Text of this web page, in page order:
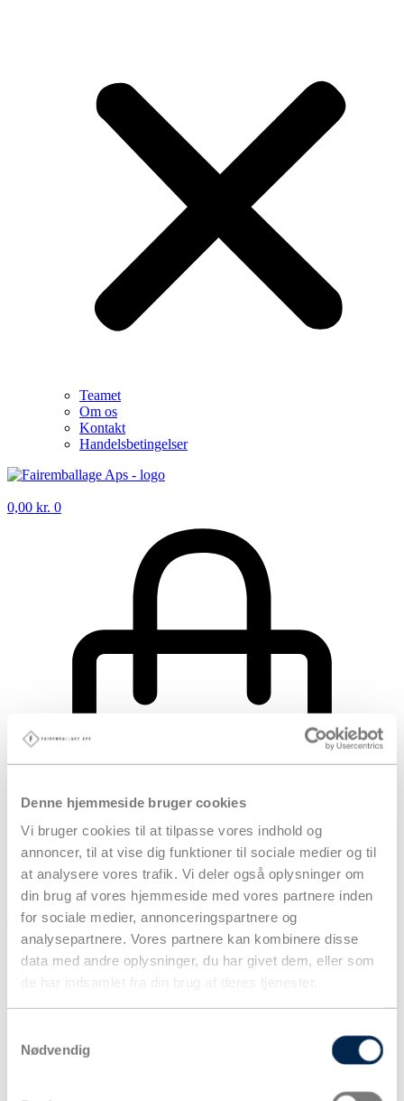
Denne hjemmeside bruger cookies
Vi bruger cookies til at tilpasse vores indhold og
annoncer, til at vise dig funktioner til sociale medier og til
at analysere vores trafik. Vi deler også oplysninger om
din brug af vores hjemmeside med vores partnere inden
for sociale medier, annonceringspartnere og
analysepartnere. Vores partnere kan kombinere disse
data med andre oplysninger, du har givet dem, eller som
de har indsamlet fra din brug af deres tjenester.
Nødvendig
Teamet
Om os
Kontakt
Handelsbetingelser
0,00 kr. 0
Kurv
Produkter